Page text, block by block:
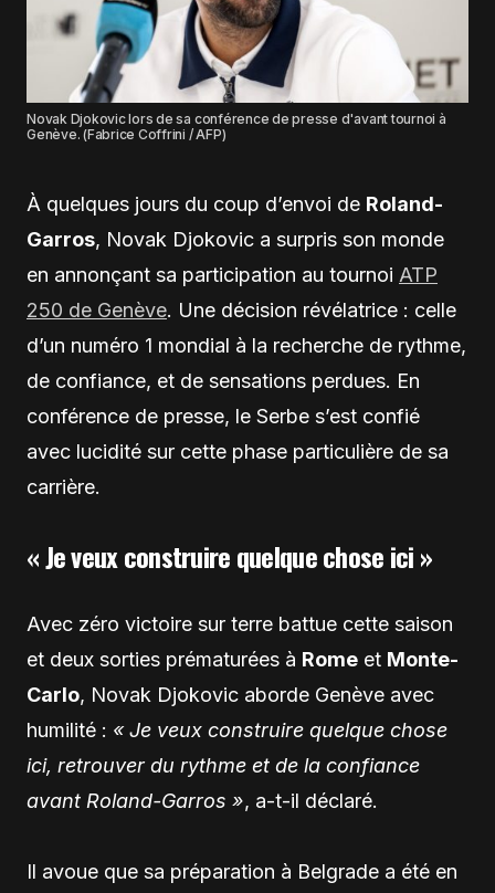
Novak Djokovic lors de sa conférence de presse d'avant tournoi à
Genève. (Fabrice Coffrini / AFP)
À quelques jours du coup d’envoi de Roland-
Garros, Novak Djokovic a surpris son monde
en annonçant sa participation au tournoi ATP
250 de Genève. Une décision révélatrice : celle
d’un numéro 1 mondial à la recherche de rythme,
de confiance, et de sensations perdues. En
conférence de presse, le Serbe s’est confié
avec lucidité sur cette phase particulière de sa
carrière.
« Je veux construire quelque chose ici »
Avec zéro victoire sur terre battue cette saison
et deux sorties prématurées à Rome et Monte-
Carlo, Novak Djokovic aborde Genève avec
humilité : « Je veux construire quelque chose
ici, retrouver du rythme et de la confiance
avant Roland-Garros », a-t-il déclaré.
Il avoue que sa préparation à Belgrade a été en